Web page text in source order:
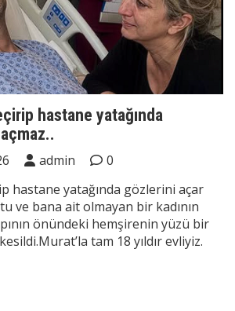
hastane yatağında
admin
0
hastane yatağında gözlerini açar
ve bana ait olmayan bir kadının
önündeki hemşirenin yüzü bir
tam 18 yıldır evliyiz.